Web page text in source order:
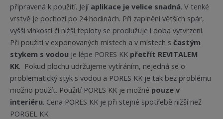
připravená k použití. Její aplikace je velice snadná. V tenké
vrstvě je pochozí po 24 hodinách. Při zaplnění větších spár,
vyšší vlhkosti či nižší teploty se prodlužuje i doba vytvrzení.
Při použití v exponovaných místech a v místech s častým
stykem s vodou je lépe PORES KK přetřít REVITALEM
KK. Pokud plochu udržujeme vytíráním, nejedná se o
problematický styk s vodou a PORES KK je tak bez problému
možno použít. Použití PORES KK je možné pouze v
interiéru. Cena PORES KK je při stejné spotřebě nižší než
PORGEL KK.